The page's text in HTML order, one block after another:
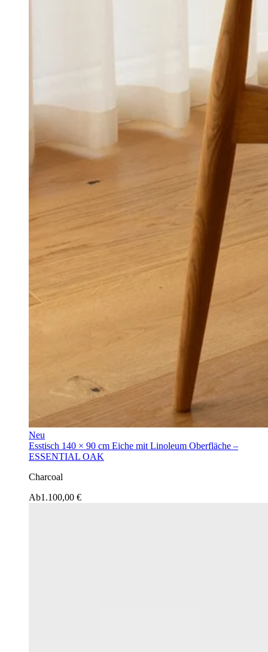
Neu
Esstisch 140 × 90 cm Eiche mit Linoleum Oberfläche –
ESSENTIAL OAK
Charcoal
Ab1.100,00 €